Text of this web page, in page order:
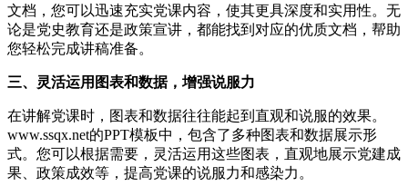
文档，您可以迅速充实党课内容，使其更具深度和实用性。无
论是党史教育还是政策宣讲，都能找到对应的优质文档，帮助
您轻松完成讲稿准备。
三、灵活运用图表和数据，增强说服力
在讲解党课时，图表和数据往往能起到直观和说服的效果。
www.ssqx.net的PPT模板中，包含了多种图表和数据展示形
式。您可以根据需要，灵活运用这些图表，直观地展示党建成
果、政策成效等，提高党课的说服力和感染力。